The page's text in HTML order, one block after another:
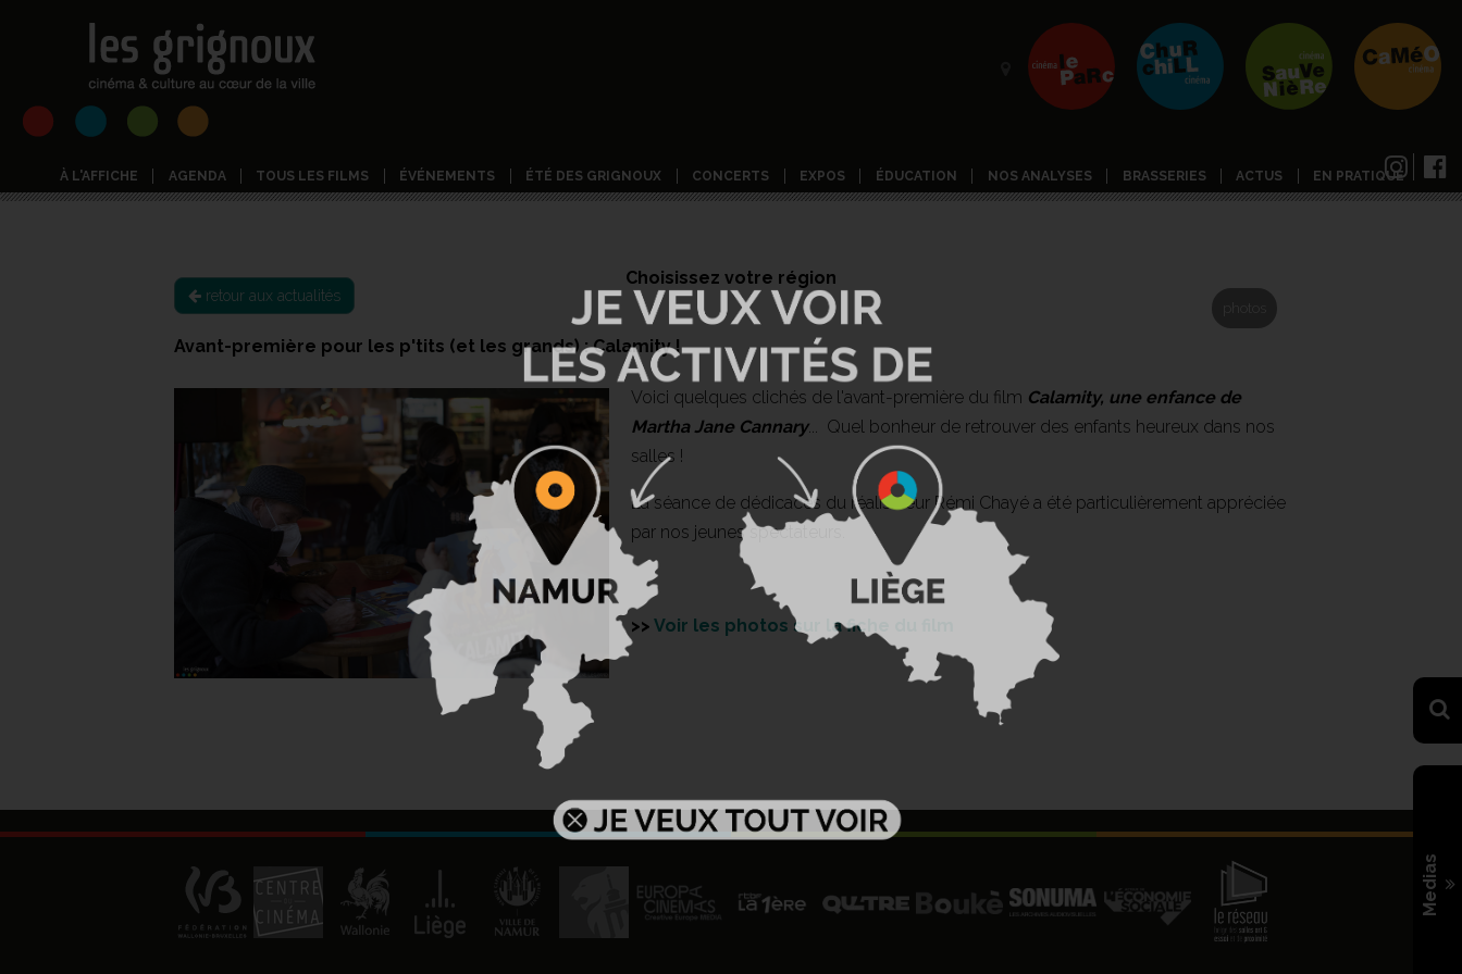
Medias
À L'AFFICHE AGENDA TOUS LES FILMS ÉVÉNEMENTS ÉTÉ DES GRIGNOUX CONCERTS EXPOS ÉDUCATION NOS ANALYSES BRASSERIES ACTUS EN PRATIQUE
retour aux actualités
Avant-première pour les p'tits (et les grands) : Calamity !
Voici quelques clichés de l'avant-première du film Calamity, une enfance de
Martha Jane Cannary... Quel bonheur de retrouver des enfants heureux dans nos
salles !
La séance de dédicaces du réalisateur Rémi Chayé a été particulièrement appréciée
par nos jeunes spectateurs.
>> Voir les photos sur la fiche du film
Choisissez votre région